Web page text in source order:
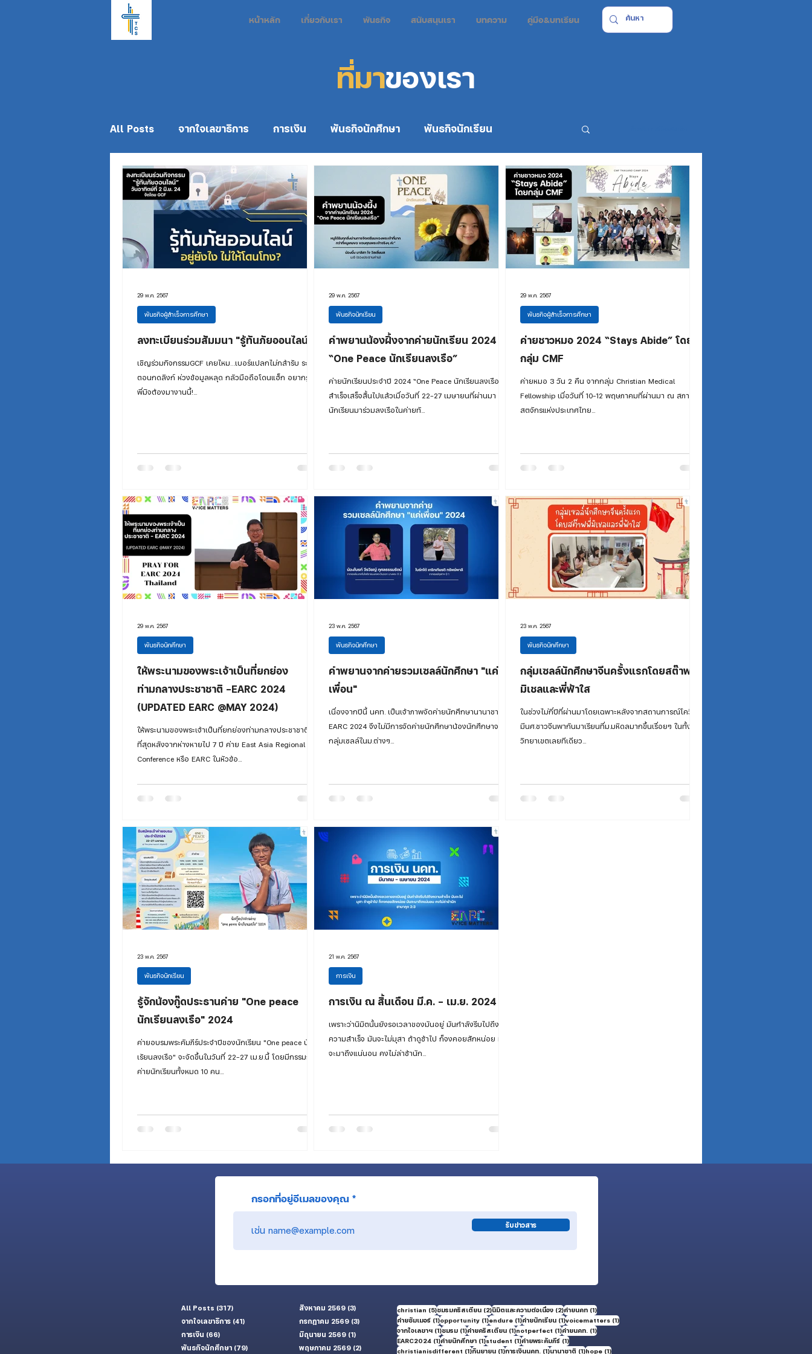
หน้าหลัก เกี่ยวกับเรา พันธกิจ สนับสนุนเรา บทความ คู่มือ&บทเรียน
ที่มาของเรา
All Posts จากใจเลขาธิการ การเงิน พันธกิจนักศึกษา พันธกิจนักเรียน
ประชาสัมพันธ์ Staff พันธกิจผู้สำเร็จการศึกษา รวมพันธกิจ คำพยาน
EARC2024
ลงทะเบียนร่วมสัมมนา "รู้ทันภัยออนไลน์"
เชิญร่วมกิจกรรมGCF เคยไหม…เบอร์แปลกไม่กล้ารับ ระแวง
ตอนกดลิงก์ ห่วงข้อมูลหลุด กลัวมือถือโดนแฮ็ก อยากรู้ทัน
พี่มิจต้องมางานนี้!...
พันธกิจผู้สำเร็จการศึกษา
29 พ.ค. 2567
คำพยานน้องฝึ้งจากค่ายนักเรียน 2024
“One Peace นักเรียนลงเรือ”
ค่ายนักเรียนประจำปี 2024 “One Peace นักเรียนลงเรือ”
สำเร็จเสร็จสิ้นไปแล้วเมื่อวันที่ 22-27 เมษายนที่ผ่านมา มี
นักเรียนมาร่วมลงเรือในค่ายทั...
พันธกิจนักเรียน
29 พ.ค. 2567
ค่ายชาวหมอ 2024 “Stays Abide” โดย
กลุ่ม CMF
ค่ายหมอ 3 วัน 2 คืน จากกลุ่ม Christian Medical
Fellowship เมื่อวันที่ 10-12 พฤษภาคมที่ผ่านมา ณ สภาคริ
สตจักรแห่งประเทศไทย...
พันธกิจผู้สำเร็จการศึกษา
29 พ.ค. 2567
ให้พระนามของพระเจ้าเป็นที่ยกย่อง
ท่ามกลางประชาชาติ -EARC 2024
(UPDATED EARC @MAY 2024)
ให้พระนามของพระเจ้าเป็นที่ยกย่องท่ามกลางประชาชาติ ใน
ที่สุดหลังจากห่างหายไป 7 ปี ค่าย East Asia Regional
Conference หรือ EARC ในหัวข้อ...
พันธกิจนักศึกษา
29 พ.ค. 2567
คำพยานจากค่ายรวมเซลล์นักศึกษา "แค่
เพื่อน"
เนื่องจากปีนี้ นคท. เป็นเจ้าภาพจัดค่ายนักศึกษานานาชาติ
EARC 2024 จึงไม่มีการจัดค่ายนักศึกษาน้องนักศึกษาจาก
กลุ่มเซลล์ในม.ต่างๆ...
พันธกิจนักศึกษา
23 พ.ค. 2567
กลุ่มเซลล์นักศึกษาจีนครั้งแรกโดยสต๊าฟพี่
มิเชลและพี่ฟ้าใส
ในช่วงไม่กี่ปีที่ผ่านมาโดยเฉพาะหลังจากสถานการณ์โควิด
มีนศ.ชาวจีนพากันมาเรียนที่ม.มหิดลมากขึ้นเรื่อยๆ ในทั้ง 3
วิทยาเขตเลยทีเดียว...
พันธกิจนักศึกษา
23 พ.ค. 2567
รู้จักน้องกู๊ดประธานค่าย "One peace
นักเรียนลงเรือ" 2024
ค่ายอบรมพระคัมภีร์ประจำปีของนักเรียน "One peace นัก
เรัยนลงเรือ" จะจัดขึ้นในวันที่ 22-27 เม.ย.นี้ โดยมีกรรมการ
ค่ายนักเรียนทั้งหมด 10 คน...
พันธกิจนักเรียน
23 พ.ค. 2567
การเงิน ณ สิ้นเดือน มี.ค. - เม.ย. 2024
เพราะว่านิมิตนั้นยังรอเวลาของมันอยู่ มันกำลังรีบไปถึง
ความสำเร็จ มันจะไม่มุสา ถ้าดูช้าไป ก็จงคอยสักหน่อย มัน
จะมาถึงแน่นอน คงไม่ล่าช้านัก...
การเงิน
21 พ.ค. 2567
กรอกที่อยู่อีเมลของคุณ
รับข่าวสาร
All Posts (317)
จากใจเลขาธิการ (41)
การเงิน (66)
พันธกิจนักศึกษา (79)
สิงหาคม 2569 (3)
กรกฎาคม 2569 (3)
มิถุนายน 2569 (1)
พฤษภาคม 2569 (2)
christian (5)5 กระทู้
ชมรมคริสเตียน (2)2 กระทู้
นิมิตและความต่อเนื่อง (2)2 กระทู้
ค่ายนคท (1)1 กระทู้
ค่ายซัมเมอร์ (1)1 กระทู้
opportunity (1)1 กระทู้
endure (1)1 กระทู้
ค่ายนักเรียน (1)1 กระทู้
voicematters (1)1 กระทู้
จากใจเลขาฯ (1)1 กระทู้
ชมรม (1)1 กระทู้
ค่ายคริสเตียน (1)1 กระทู้
notperfect (1)1 กระทู้
ค่ายนคท. (1)1 กระทู้
EARC2024 (1)1 กระทู้
ค่ายนักศึกษา (1)1 กระทู้
student (1)1 กระทู้
ค่ายพระคัมภีร์ (1)1 กระทู้
christianisdifferent (1)1 กระทู้
กันยายน (1)1 กระทู้
การเงินนคท. (1)1 กระทู้
นานาชาติ (1)1 กระทู้
hope (1)1 กระทู้